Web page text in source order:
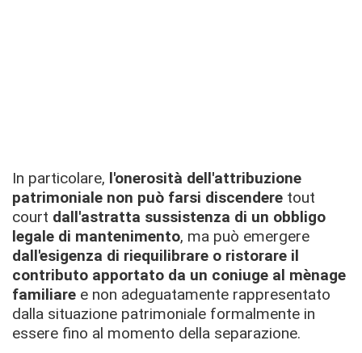
In particolare, l'onerosità dell'attribuzione
patrimoniale non può farsi discendere tout
court dall'astratta sussistenza di un obbligo
legale di mantenimento, ma può emergere
dall'esigenza di riequilibrare o ristorare il
contributo apportato da un coniuge al mènage
familiare e non adeguatamente rappresentato
dalla situazione patrimoniale formalmente in
essere fino al momento della separazione.